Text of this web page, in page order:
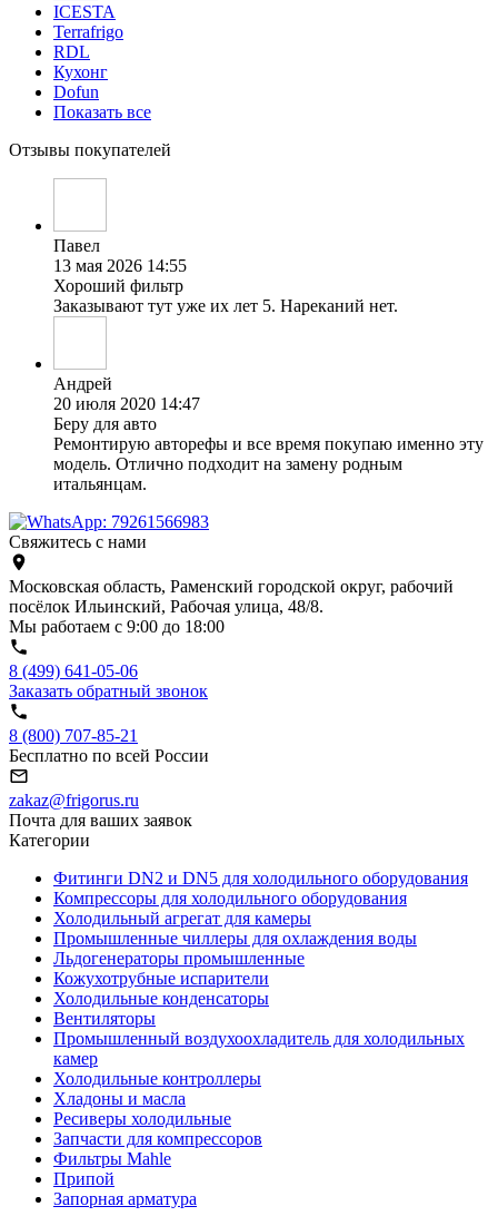
ICESTA
Terrafrigo
RDL
Кухонг
Dofun
Показать все
Отзывы покупателей
Павел
13 мая 2026 14:55
Хороший фильтр
Заказывают тут уже их лет 5. Нареканий нет.
Андрей
20 июля 2020 14:47
Беру для авто
Ремонтирую авторефы и все время покупаю именно эту
модель. Отлично подходит на замену родным
итальянцам.
Свяжитесь с нами
Московская область, Раменский городской округ, рабочий
посёлок Ильинский, Рабочая улица, 48/8.
Мы работаем с 9:00 до 18:00
8 (499) 641-05-06
Заказать обратный звонок
8 (800) 707-85-21
Бесплатно по всей России
zakaz@frigorus.ru
Почта для ваших заявок
Категории
Фитинги DN2 и DN5 для холодильного оборудования
Компрессоры для холодильного оборудования
Холодильный агрегат для камеры
Промышленные чиллеры для охлаждения воды
Льдогенераторы промышленные
Кожухотрубные испарители
Холодильные конденсаторы
Вентиляторы
Промышленный воздухоохладитель для холодильных
камер
Холодильные контроллеры
Хладоны и масла
Ресиверы холодильные
Запчасти для компрессоров
Фильтры Mahle
Припой
Запорная арматура